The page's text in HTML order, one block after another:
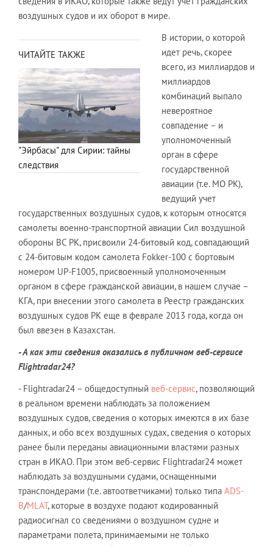
воздушных судов и их оборот в мире.
ЧИТАЙТЕ ТАКЖЕ
"Эйрбасы" для Сирии: тайны
следствия
В истории, о которой
идет речь, скорее
всего, из миллиардов и
миллиардов
комбинаций выпало
невероятное
совпадение – и
уполномоченный
орган в сфере
государственной
авиации (т.е. МО РК),
ведущий учет
государственных воздушных судов, к которым относятся
самолеты военно-транспортной авиации Сил воздушной
обороны ВС РК, присвоили 24-битовый код, совпадающий
с 24-битовым кодом самолета Fokker-100 с бортовым
номером UP-F1005, присвоенный уполномоченным
органом в сфере гражданской авиации, в нашем случае –
КГА, при внесении этого самолета в Реестр гражданских
воздушных судов РК еще в феврале 2013 года, когда он
был ввезен в Казахстан.
- А как эти сведения оказались в публичном веб-сервисе
Flightradar24?
- Flightradar24 – общедоступный веб-сервис, позволяющий
в реальном времени наблюдать за положением
воздушных судов, сведения о которых имеются в их базе
данных, и обо всех воздушных судах, сведения о которых
ранее были переданы авиационными властями разных
стран в ИКАО. При этом веб-сервис Flightradar24 может
наблюдать за воздушными судами, оснащенными
транспондерами (т.е. автоответчиками) только типа ADS-
B/MLAT, которые в воздухе подают кодированный
радиосигнал со сведениями о воздушном судне и
параметрами полета, принимаемыми не только